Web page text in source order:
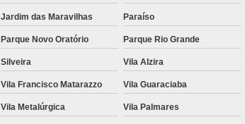
Jardim das Maravilhas Paraíso
Parque Novo Oratório Parque Rio Grande
Silveira Vila Alzira
Vila Francisco Matarazzo Vila Guaraciaba
Vila Metalúrgica Vila Palmares